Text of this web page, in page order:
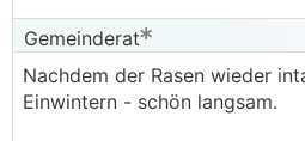
Gemeinderat
Nachdem der Rasen wieder
Einwintern - schön langsam.